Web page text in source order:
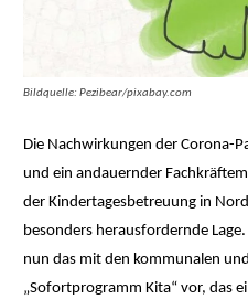
Bildquelle: Pezibear/pixabay.com
Die Nachwirkungen der Corona-
und ein andauernder
der Kindertagesbetreuung in
besonders herausfordernde
nun das mit den kommunalen
„Sofortprogramm Kita“ vor, das